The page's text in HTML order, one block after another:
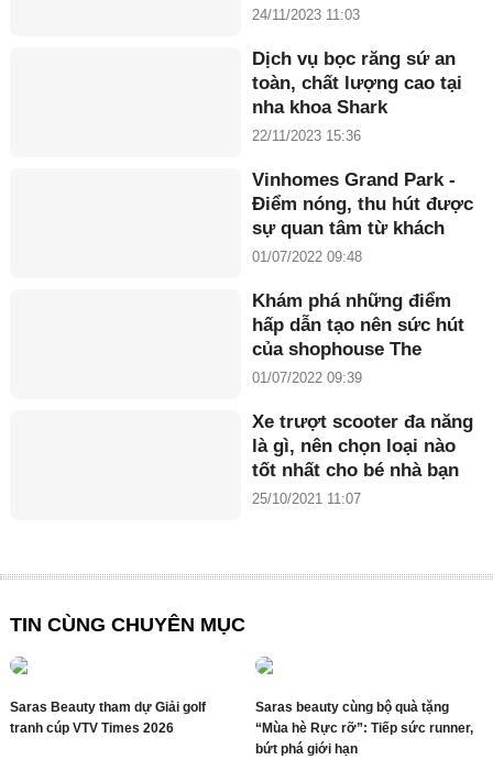
24/11/2023 11:03
Dịch vụ bọc răng sứ an
toàn, chất lượng cao tại
nha khoa Shark
22/11/2023 15:36
Vinhomes Grand Park -
Điểm nóng, thu hút được
sự quan tâm từ khách
hàng và các nhà đầu tư
01/07/2022 09:48
Khám phá những điểm
hấp dẫn tạo nên sức hút
của shophouse The
Koradise Meyhomes
01/07/2022 09:39
Xe trượt scooter đa năng
là gì, nên chọn loại nào
tốt nhất cho bé nhà bạn
25/10/2021 11:07
TIN CÙNG CHUYÊN MỤC
Saras Beauty tham dự Giải golf
tranh cúp VTV Times 2026
Saras beauty cùng bộ quà tặng
“Mùa hè Rực rỡ”: Tiếp sức runner,
bứt phá giới hạn